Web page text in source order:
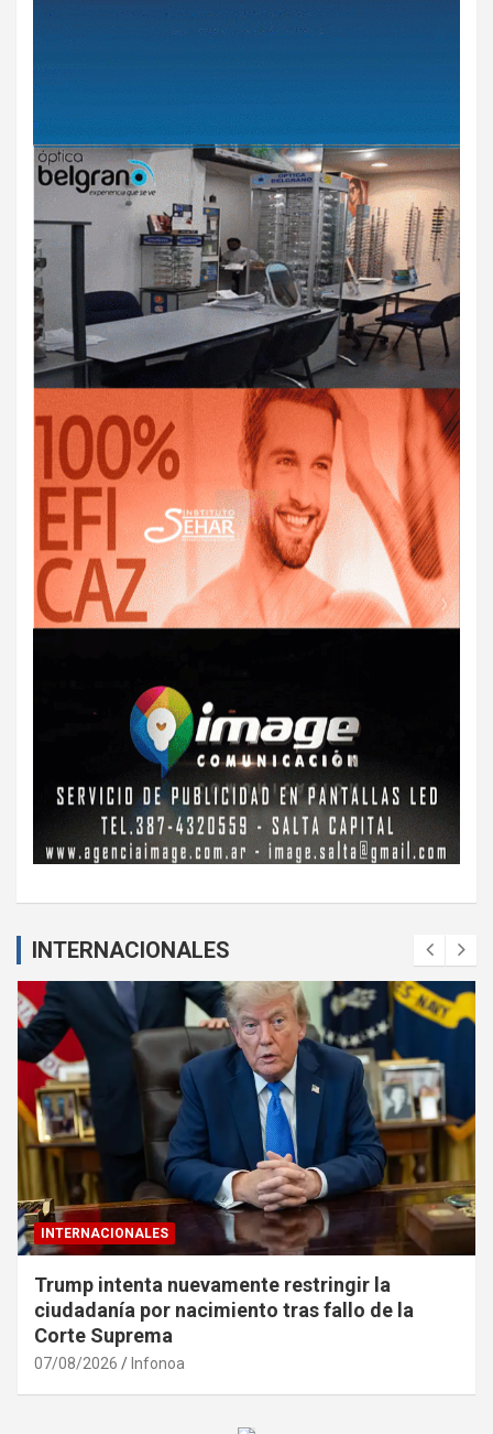
INTERNACIONALES
INTERNACIONALES
Trump intenta nuevamente restringir la
ciudadanía por nacimiento tras fallo de la
Corte Suprema
07/08/2026 Infonoa